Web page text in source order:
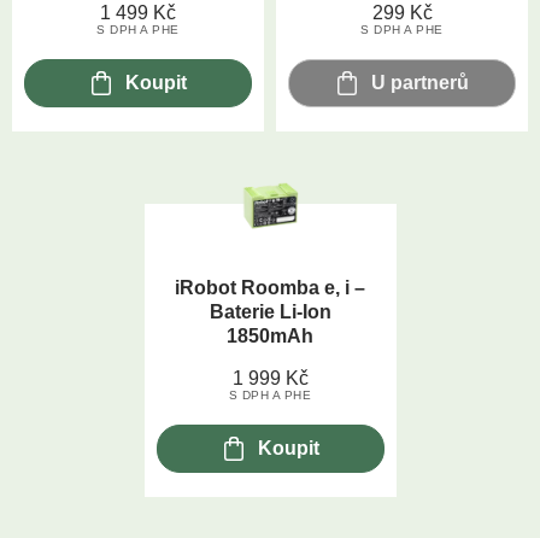
1 499 Kč
S DPH A PHE
Koupit
299 Kč
S DPH A PHE
U partnerů
iRobot Roomba e, i –
Baterie Li-Ion
1850mAh
1 999 Kč
S DPH A PHE
Koupit